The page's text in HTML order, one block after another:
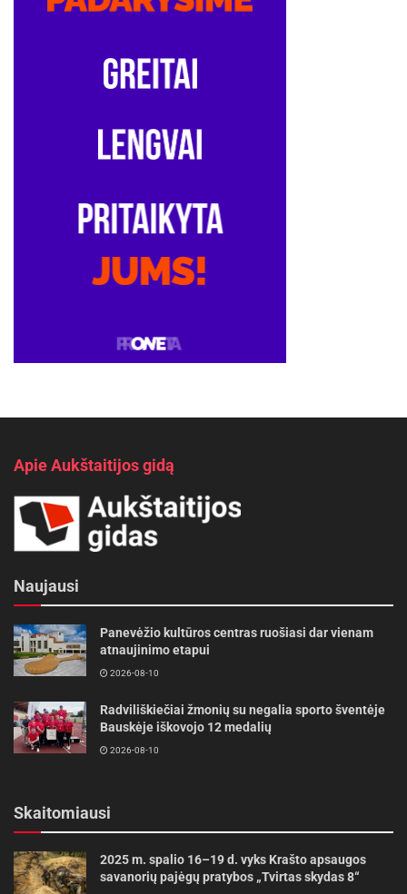
Apie Aukštaitijos gidą
Naujausi
Panevėžio kultūros centras ruošiasi dar vienam
atnaujinimo etapui
2026-08-10
Radviliškiečiai žmonių su negalia sporto šventėje
Bauskėje iškovojo 12 medalių
2026-08-10
Skaitomiausi
2025 m. spalio 16–19 d. vyks Krašto apsaugos
savanorių pajėgų pratybos „Tvirtas skydas 8“